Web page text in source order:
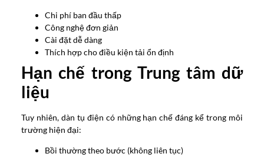
Chi phí ban đầu thấp
Công nghệ đơn giản
Cài đặt dễ dàng
Thích hợp cho điều kiện tải ổn định
Hạn chế trong Trung tâm dữ
liệu
Tuy nhiên, dàn tụ điện có những hạn chế đáng kể trong môi
trường hiện đại:
Bồi thường theo bước (không liên tục)